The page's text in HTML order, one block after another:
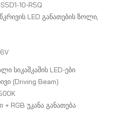
10-R5Q
LED განათების ზოლი,
სიკაშკაშის LED-ები
(Driving Beam)
RGB უკანა განათება